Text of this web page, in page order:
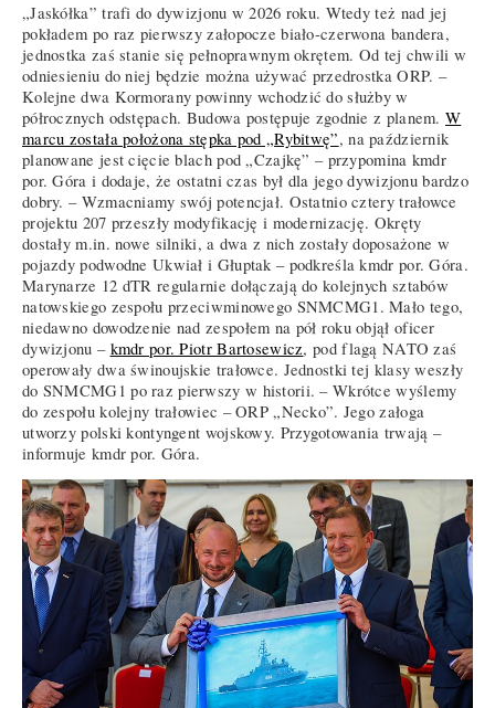
„Jaskółka” trafi do dywizjonu w 2026 roku. Wtedy też nad jej
pokładem po raz pierwszy załopocze biało-czerwona bandera,
jednostka zaś stanie się pełnoprawnym okrętem. Od tej chwili w
odniesieniu do niej będzie można używać przedrostka ORP. –
Kolejne dwa Kormorany powinny wchodzić do służby w
półrocznych odstępach. Budowa postępuje zgodnie z planem.W
marcu została położona stępka pod „Rybitwę”, na październik
planowane jest cięcie blach pod „Czajkę” – przypomina kmdr
por. Góra i dodaje, że ostatni czas był dla jego dywizjonu bardzo
dobry. – Wzmacniamy swój potencjał. Ostatnio cztery trałowce
projektu 207 przeszły modyfikację i modernizację. Okręty
dostały m.in. nowe silniki, a dwa z nich zostały doposażone w
pojazdy podwodne Ukwiał i Głuptak – podkreśla kmdr por. Góra.
Marynarze 12 dTR regularnie dołączają do kolejnych sztabów
natowskiego zespołu przeciwminowego SNMCMG1. Mało tego,
niedawno dowodzenie nad zespołem na pół roku objął oficer
dywizjonu – kmdr por. Piotr Bartosewicz, pod flagą NATO zaś
operowały dwa świnoujskie trałowce. Jednostki tej klasy weszły
do SNMCMG1 po raz pierwszy w historii. – Wkrótce wyślemy
do zespołu kolejny trałowiec – ORP „Necko”. Jego załoga
utworzy polski kontyngent wojskowy. Przygotowania trwają –
informuje kmdr por. Góra.